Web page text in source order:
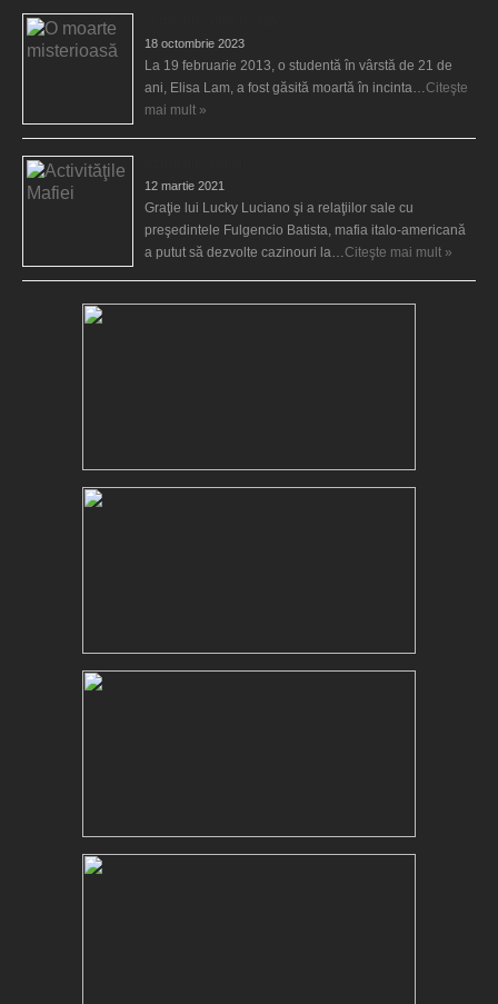
18 octombrie 2023
La 19 februarie 2013, o studentă în vârstă de 21 de
ani, Elisa Lam, a fost găsită moartă în incinta…Citeşte
mai mult »
12 martie 2021
Graţie lui Lucky Luciano şi a relaţiilor sale cu
preşedintele Fulgencio Batista, mafia italo-americană
a putut să dezvolte cazinouri la…Citeşte mai mult »